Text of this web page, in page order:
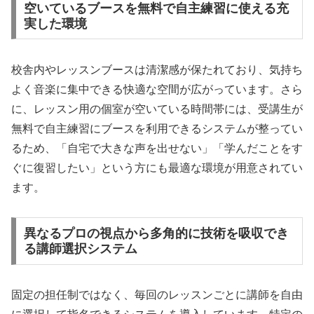
空いているブースを無料で自主練習に使える充
実した環境
校舎内やレッスンブースは清潔感が保たれており、気持ち
よく音楽に集中できる快適な空間が広がっています。さら
に、レッスン用の個室が空いている時間帯には、受講生が
無料で自主練習にブースを利用できるシステムが整ってい
るため、「自宅で大きな声を出せない」「学んだことをす
ぐに復習したい」という方にも最適な環境が用意されてい
ます。
異なるプロの視点から多角的に技術を吸収でき
る講師選択システム
固定の担任制ではなく、毎回のレッスンごとに講師を自由